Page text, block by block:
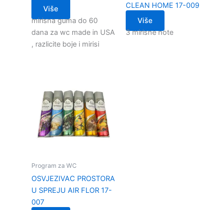
Više
mirisna guma do 60
dana za wc made in USA
, razlicite boje i mirisi
CLEAN HOME 17-009
Više
3 mirisne note
Program za WC
OSVJEZIVAC PROSTORA
U SPREJU AIR FLOR 17-
007